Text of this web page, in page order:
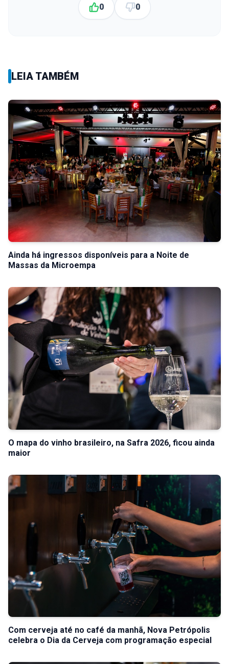
0 0
LEIA TAMBÉM
Ainda há ingressos disponíveis para a Noite de
Massas da Microempa
O mapa do vinho brasileiro, na Safra 2026, ficou ainda
maior
Com cerveja até no café da manhã, Nova Petrópolis
celebra o Dia da Cerveja com programação especial